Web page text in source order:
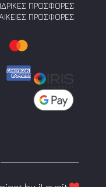
ΠΡΟΣΦΟΡΕΣ
ΠΡΟΣΦΟΡΕΣ